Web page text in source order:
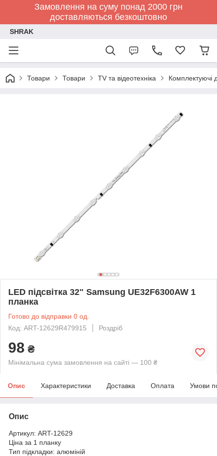
Замовлення на суму понад 2000 грн
доставляються безкоштовно
SHRAK
Товари Товари TV та відеотехніка Комплектуючі
LED підсвітка 32" Samsung UE32F6300AW 1
планка
Готово до відправки 0 од.
Код: ART-12629R479915
Роздріб
98 ₴
Мінімальна сума замовлення на сайті — 100 ₴
Опис Характеристики Доставка Оплата Умови
Опис
Артикул: ART-12629
Ціна за 1 планку
Тип підкладки: алюміній